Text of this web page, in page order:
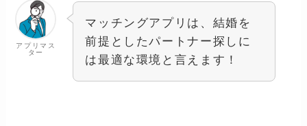
アプリマス
ター
マッチングアプリは、結婚を
前提としたパートナー探しに
は最適な環境と言えます！